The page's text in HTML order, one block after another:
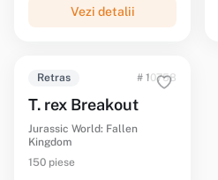
Vezi detalii
Retras # 10758
T. rex Breakout
Jurassic World: Fallen
Kingdom
150 piese